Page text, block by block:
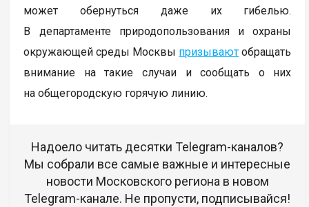
может обернуться даже их гибелью.
В департаменте природопользования и охраны
окружающей среды Москвы призывают обращать
внимание на такие случаи и сообщать о них
на общегородскую горячую линию.
Надоело читать десятки Telegram-каналов?
Мы собрали все самые важные и интересные
новости Московского региона в новом
Telegram-канале. Не пропусти, подписывайся!